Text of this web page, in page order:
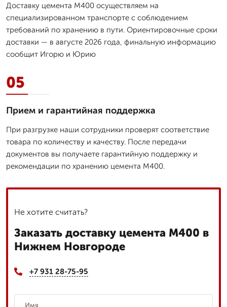
Доставку цемента М400 осуществляем на
специализированном транспорте с соблюдением
требований по хранению в пути. Ориентировочные сроки
доставки — в августе 2026 года, финальную информацию
сообщит Игорю и Юрию
05
Прием и гарантийная поддержка
При разгрузке наши сотрудники проверят соответствие
товара по количеству и качеству. После передачи
документов вы получаете гарантийную поддержку и
рекомендации по хранению цемента М400.
Не хотите считать?
Заказать доставку цемента М400 в
Нижнем Новгороде
+7 931 28-75-95